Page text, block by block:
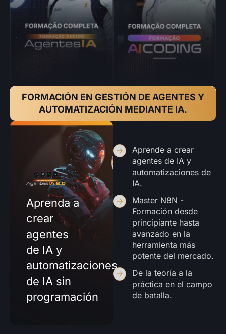
FORMACIÓN EN GESTIÓN DE AGENTES Y
AUTOMATIZACIÓN MEDIANTE IA.
Aprenda a
crear
agentes
de IA y
automatizaciones
de IA sin
programación
Aprende a crear
agentes de IA y
automatizaciones de
IA.
Master N8N -
Formación desde
principiante hasta
avanzado en la
herramienta más
potente del mercado.
De la teoría a la
práctica en el campo
de batalla.